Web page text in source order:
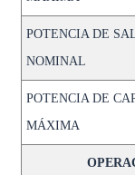
POTENCIA DE
NOMINAL
POTENCIA DE
MÁXIMA